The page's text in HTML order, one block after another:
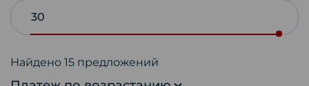
Найдено 15 предложений